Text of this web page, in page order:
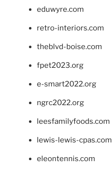
eduwyre.com
retro-interiors.com
theblvd-boise.com
fpet2023.org
e-smart2022.org
ngrc2022.org
leesfamilyfoods.com
lewis-lewis-cpas.com
eleontennis.com